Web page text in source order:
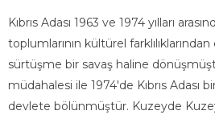
Kıbrıs Adası 1963 ve 1974 yılları
toplumlarının kültürel farklılıklarından
sürtüşme bir savaş haline
müdahalesi ile 1974'de Kıbrıs Adası
devlete bölünmüştür. Kuzeyde Kuzey